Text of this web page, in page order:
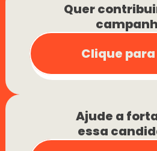
Quer
Clique
Ajude a
essa